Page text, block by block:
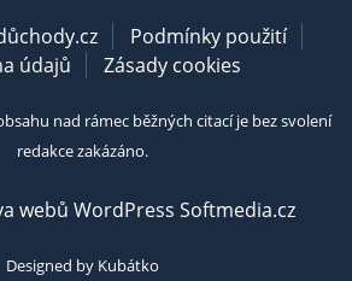
Podmínky použití
údajů
Zásady cookies
nad rámec běžných citací je bez svolení
redakce zakázáno.
webů WordPress Softmedia.cz
Designed by Kubátko